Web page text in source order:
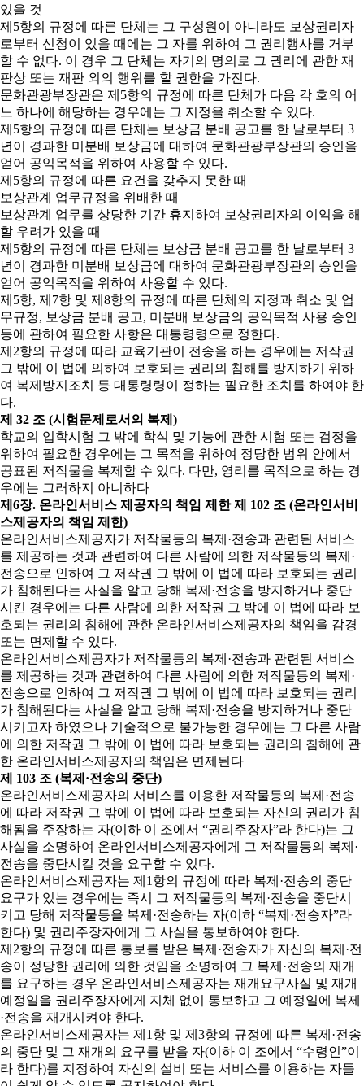
있을 것
제5항의 규정에 따른 단체는 그 구성원이 아니라도 보상권리자
로부터 신청이 있을 때에는 그 자를 위하여 그 권리행사를 거부
할 수 없다. 이 경우 그 단체는 자기의 명의로 그 권리에 관한 재
판상 또는 재판 외의 행위를 할 권한을 가진다.
문화관광부장관은 제5항의 규정에 따른 단체가 다음 각 호의 어
느 하나에 해당하는 경우에는 그 지정을 취소할 수 있다.
제5항의 규정에 따른 단체는 보상금 분배 공고를 한 날로부터 3
년이 경과한 미분배 보상금에 대하여 문화관광부장관의 승인을
얻어 공익목적을 위하여 사용할 수 있다.
제5항의 규정에 따른 요건을 갖추지 못한 때
보상관계 업무규정을 위배한 때
보상관계 업무를 상당한 기간 휴지하여 보상권리자의 이익을 해
할 우려가 있을 때
제5항의 규정에 따른 단체는 보상금 분배 공고를 한 날로부터 3
년이 경과한 미분배 보상금에 대하여 문화관광부장관의 승인을
얻어 공익목적을 위하여 사용할 수 있다.
제5항, 제7항 및 제8항의 규정에 따른 단체의 지정과 취소 및 업
무규정, 보상금 분배 공고, 미분배 보상금의 공익목적 사용 승인
등에 관하여 필요한 사항은 대통령령으로 정한다.
제2항의 규정에 따라 교육기관이 전송을 하는 경우에는 저작권
그 밖에 이 법에 의하여 보호되는 권리의 침해를 방지하기 위하
여 복제방지조치 등 대통령령이 정하는 필요한 조치를 하여야 한
다.
제 32 조 (시험문제로서의 복제)
학교의 입학시험 그 밖에 학식 및 기능에 관한 시험 또는 검정을
위하여 필요한 경우에는 그 목적을 위하여 정당한 범위 안에서
공표된 저작물을 복제할 수 있다. 다만, 영리를 목적으로 하는 경
우에는 그러하지 아니하다
제6장. 온라인서비스 제공자의 책임 제한 제 102 조 (온라인서비
스제공자의 책임 제한)
온라인서비스제공자가 저작물등의 복제·전송과 관련된 서비스
를 제공하는 것과 관련하여 다른 사람에 의한 저작물등의 복제·
전송으로 인하여 그 저작권 그 밖에 이 법에 따라 보호되는 권리
가 침해된다는 사실을 알고 당해 복제·전송을 방지하거나 중단
시킨 경우에는 다른 사람에 의한 저작권 그 밖에 이 법에 따라 보
호되는 권리의 침해에 관한 온라인서비스제공자의 책임을 감경
또는 면제할 수 있다.
온라인서비스제공자가 저작물등의 복제·전송과 관련된 서비스
를 제공하는 것과 관련하여 다른 사람에 의한 저작물등의 복제·
전송으로 인하여 그 저작권 그 밖에 이 법에 따라 보호되는 권리
가 침해된다는 사실을 알고 당해 복제·전송을 방지하거나 중단
시키고자 하였으나 기술적으로 불가능한 경우에는 그 다른 사람
에 의한 저작권 그 밖에 이 법에 따라 보호되는 권리의 침해에 관
한 온라인서비스제공자의 책임은 면제된다
제 103 조 (복제·전송의 중단)
온라인서비스제공자의 서비스를 이용한 저작물등의 복제·전송
에 따라 저작권 그 밖에 이 법에 따라 보호되는 자신의 권리가 침
해됨을 주장하는 자(이하 이 조에서 “권리주장자”라 한다)는 그
사실을 소명하여 온라인서비스제공자에게 그 저작물등의 복제·
전송을 중단시킬 것을 요구할 수 있다.
온라인서비스제공자는 제1항의 규정에 따라 복제·전송의 중단
요구가 있는 경우에는 즉시 그 저작물등의 복제·전송을 중단시
키고 당해 저작물등을 복제·전송하는 자(이하 “복제·전송자”라
한다) 및 권리주장자에게 그 사실을 통보하여야 한다.
제2항의 규정에 따른 통보를 받은 복제·전송자가 자신의 복제·전
송이 정당한 권리에 의한 것임을 소명하여 그 복제·전송의 재개
를 요구하는 경우 온라인서비스제공자는 재개요구사실 및 재개
예정일을 권리주장자에게 지체 없이 통보하고 그 예정일에 복제
·전송을 재개시켜야 한다.
온라인서비스제공자는 제1항 및 제3항의 규정에 따른 복제·전송
의 중단 및 그 재개의 요구를 받을 자(이하 이 조에서 “수령인”이
라 한다)를 지정하여 자신의 설비 또는 서비스를 이용하는 자들